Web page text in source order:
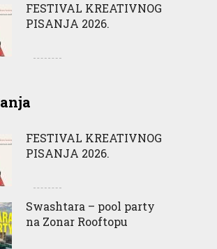
FESTIVAL KREATIVNOG
PISANJA 2026.
FESTIVAL KREATIVNOG
PISANJA 2026.
Swashtara – pool party
na Zonar Rooftopu